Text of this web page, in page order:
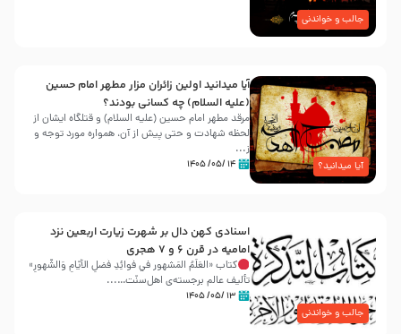
جالب و خواندنی
آیا میدانید؟
آیا میدانید اولین زائران مزار مطهر امام حسین
(علیه السلام) چه کسانی بودند؟
مرقد مطهر امام حسین (علیه السلام) و قتلگاه ایشان از
لحظه شهادت و حتی پیش از آن، همواره مورد توجه و
ز...
۱۴ /۰۵/ ۱۴۰۵
جالب و خواندنی
اسنادی کهن دال بر شهرت زیارت اربعین نزد
امامیه در قرن ۶ و ۷ هجری
کتاب «العَلَمُ المَشهور في فَوائِدِ فَضلِ الأيّامِ وَالشُّهورِ»
تألیف عالم برجسته‌ی اهل‌سنّت…...
۱۳ /۰۵/ ۱۴۰۵